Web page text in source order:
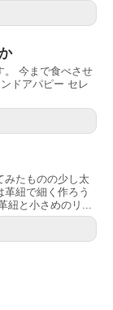
。 今まで食べさせ
ドアパピー セレ
みたものの少し太
紐で細く作ろう
紐と小さめのリ...